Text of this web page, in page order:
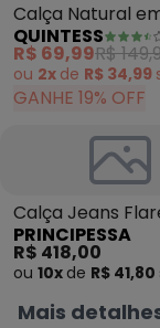
Calça Natural
Moletinho Eco
QUINTESS
R$ 69,99R$
ou 2x de R$ 34,99
GANHE 19% OFF
Calça Jeans
Azul
PRINCIPESSA
R$ 418,00
ou 10x de R$ 41,80
Mais